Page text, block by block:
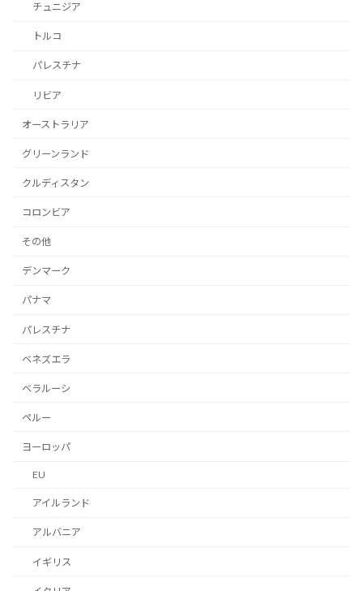
チュニジア
トルコ
パレスチナ
リビア
オーストラリア
グリーンランド
クルディスタン
コロンビア
その他
デンマーク
パナマ
パレスチナ
ベネズエラ
ベラルーシ
ペルー
ヨーロッパ
EU
アイルランド
アルバニア
イギリス